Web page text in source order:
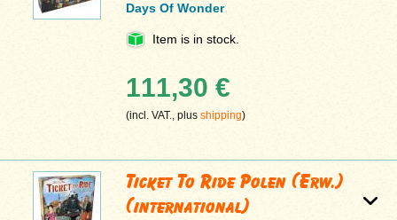
Days Of Wonder
Item is in stock.
111,30 €
(incl. VAT., plusshipping)
Ticket To Ride Polen (Erw.)
(international)